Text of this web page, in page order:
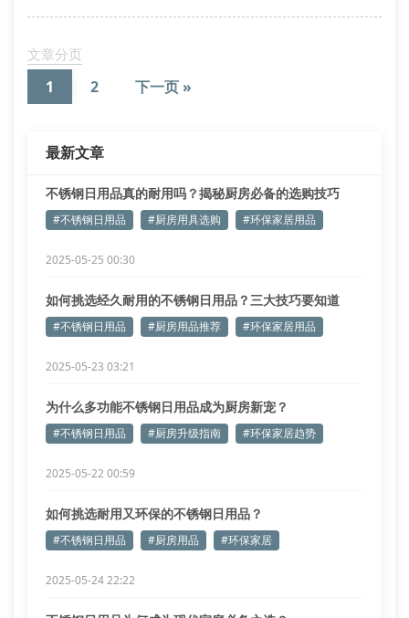
表面呈现均匀哑光质感
边缘经过圆角打磨处理
重量分布均衡不头重脚轻
双层结构的保温饭盒近年销量增长120%
文章分页
1 2 下一页 »
最新文章
不锈钢日用品真的耐用吗？揭秘厨房必备的选购技巧
#不锈钢日用品 #厨房用具选购 #环保家居用品
2025-05-25 00:30
如何挑选经久耐用的不锈钢日用品？三大技巧要知道
#不锈钢日用品 #厨房用品推荐 #环保家居用品
2025-05-23 03:21
为什么多功能不锈钢日用品成为厨房新宠？
#不锈钢日用品 #厨房升级指南 #环保家居趋势
2025-05-22 00:59
如何挑选耐用又环保的不锈钢日用品？
#不锈钢日用品 #厨房用品 #环保家居
2025-05-24 22:22